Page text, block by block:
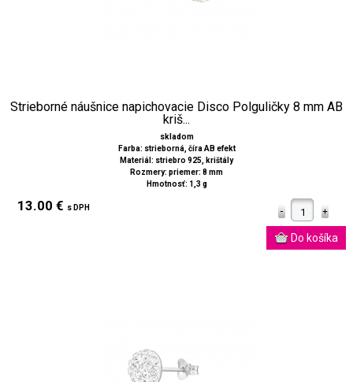
Strieborné náušnice napichovacie Disco Polguličky 8 mm AB
kriš...
skladom
Farba: strieborná, číra AB efekt
Materiál: striebro 925, krištály
Rozmery: priemer: 8 mm
Hmotnosť: 1,3 g
13.00 € s DPH